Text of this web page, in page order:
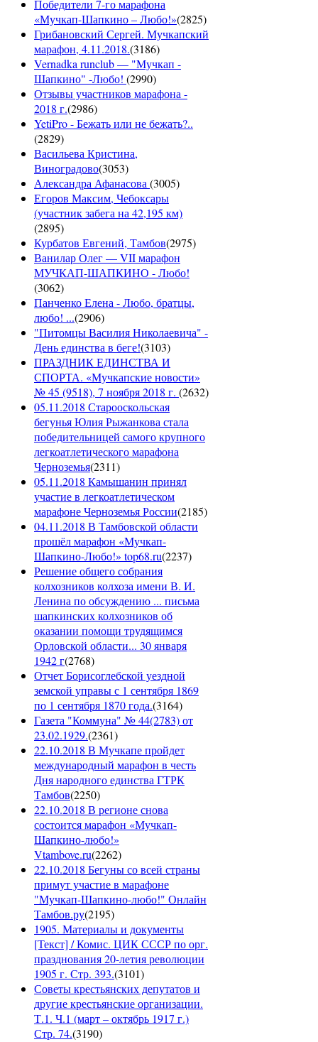
Победители 7-го марафона
«Мучкап-Шапкино – Любо!»(2825)
Грибановский Сергей. Мучкапский
марафон, 4.11.2018.(3186)
Vernadka runclub — "Мучкап -
Шапкино" -Любо! (2990)
Отзывы участников марафона -
2018 г.(2986)
YetiPro - Бежать или не бежать?..
(2829)
Васильева Кристина,
Виноградово(3053)
Александра Афанасова(3005)
Егоров Максим, Чебоксары
(участник забега на 42,195 км)
(2895)
Курбатов Евгений, Тамбов(2975)
Ванилар Олег — VII марафон
МУЧКАП-ШАПКИНО - Любо!
(3062)
Панченко Елена - Любо, братцы,
любо! ...(2906)
"Питомцы Василия Николаевича" -
День единства в беге!(3103)
ПРАЗДНИК ЕДИНСТВА И
СПОРТА. «Мучкапские новости»
№ 45 (9518), 7 ноября 2018 г. (2632)
05.11.2018 Старооскольская
бегунья Юлия Рыжанкова стала
победительницей самого крупного
легкоатлетического марафона
Черноземья(2311)
05.11.2018 Камышанин принял
участие в легкоатлетическом
марафоне Черноземья России(2185)
04.11.2018 В Тамбовской области
прошёл марафон «Мучкап-
Шапкино-Любо!» top68.ru(2237)
Решение общего собрания
колхозников колхоза имени В. И.
Ленина по обсуждению ... письма
шапкинских колхозников об
оказании помощи трудящимся
Орловской области... 30 января
1942 г(2768)
Отчет Борисоглебской уездной
земской управы с 1 сентября 1869
по 1 сентября 1870 года.(3164)
Газета "Коммуна" № 44(2783) от
23.02.1929.(2361)
22.10.2018 В Мучкапе пройдет
международный марафон в честь
Дня народного единства ГТРК
Тамбов(2250)
22.10.2018 В регионе снова
состоится марафон «Мучкап-
Шапкино-любо!»
Vtambove.ru(2262)
22.10.2018 Бегуны со всей страны
примут участие в марафоне
"Мучкап-Шапкино-любо!" Онлайн
Тамбов.ру(2195)
1905. Материалы и документы
[Текст] / Комис. ЦИК СССР по орг.
празднования 20-летия революции
1905 г. Стр. 393.(3101)
Советы крестьянских депутатов и
другие крестьянские организации.
Т.1. Ч.1 (март – октябрь 1917 г.)
Стр. 74.(3190)